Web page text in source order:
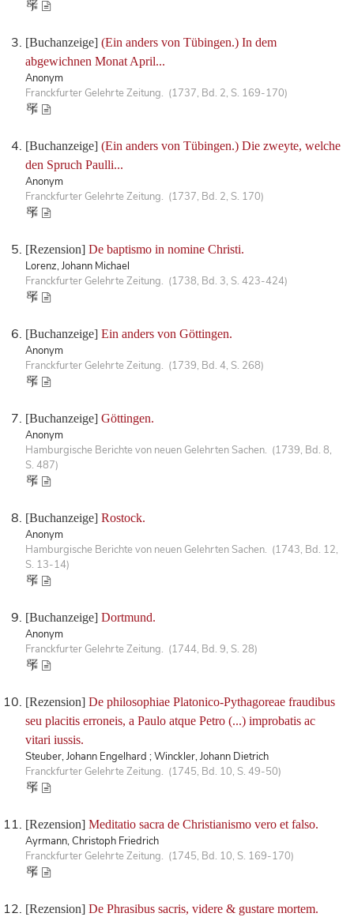
[Buchanzeige] (Ein anders von Tübingen.) In dem
abgewichnen Monat April...
Anonym
Franckfurter Gelehrte Zeitung. (1737, Bd. 2, S. 169-170)
[Buchanzeige] (Ein anders von Tübingen.) Die zweyte, welche
den Spruch Paulli...
Anonym
Franckfurter Gelehrte Zeitung. (1737, Bd. 2, S. 170)
[Rezension] De baptismo in nomine Christi.
Lorenz, Johann Michael
Franckfurter Gelehrte Zeitung. (1738, Bd. 3, S. 423-424)
[Buchanzeige] Ein anders von Göttingen.
Anonym
Franckfurter Gelehrte Zeitung. (1739, Bd. 4, S. 268)
[Buchanzeige] Göttingen.
Anonym
Hamburgische Berichte von neuen Gelehrten Sachen. (1739, Bd. 8,
S. 487)
[Buchanzeige] Rostock.
Anonym
Hamburgische Berichte von neuen Gelehrten Sachen. (1743, Bd. 12,
S. 13-14)
[Buchanzeige] Dortmund.
Anonym
Franckfurter Gelehrte Zeitung. (1744, Bd. 9, S. 28)
[Rezension] De philosophiae Platonico-Pythagoreae fraudibus
seu placitis erroneis, a Paulo atque Petro (...) improbatis ac
vitari iussis.
Steuber, Johann Engelhard ; Winckler, Johann Dietrich
Franckfurter Gelehrte Zeitung. (1745, Bd. 10, S. 49-50)
[Rezension] Meditatio sacra de Christianismo vero et falso.
Ayrmann, Christoph Friedrich
Franckfurter Gelehrte Zeitung. (1745, Bd. 10, S. 169-170)
[Rezension] De Phrasibus sacris, videre & gustare mortem.